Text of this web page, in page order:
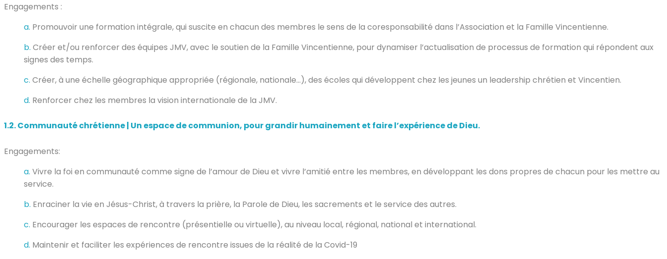
Engagements :
a. Promouvoir une formation intégrale, qui suscite en chacun des membres le sens de la coresponsabilité dans l’Association et la Famille Vincentienne.
b. Créer et/ou renforcer des équipes JMV, avec le soutien de la Famille Vincentienne, pour dynamiser l’actualisation de processus de formation qui répondent aux
signes des temps.
c. Créer, à une échelle géographique appropriée (régionale, nationale…), des écoles qui développent chez les jeunes un leadership chrétien et Vincentien.
d. Renforcer chez les membres la vision internationale de la JMV.
1.2.Communauté chrétienne | Un espace de communion, pour grandir humainement et faire l’expérience de Dieu.
Engagements:
a. Vivre la foi en communauté comme signe de l’amour de Dieu et vivre l’amitié entre les membres, en développant les dons propres de chacun pour les mettre au
service.
b. Enraciner la vie en Jésus-Christ, à travers la prière, la Parole de Dieu, les sacrements et le service des autres.
c. Encourager les espaces de rencontre (présentielle ou virtuelle), au niveau local, régional, national et international.
d. Maintenir et faciliter les expériences de rencontre issues de la réalité de la Covid-19